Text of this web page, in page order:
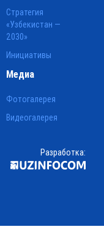
Стратегия
«Узбекистан —
2030»
Инициативы
Медиа
Фотогалерея
Видеогалерея
Разработка: